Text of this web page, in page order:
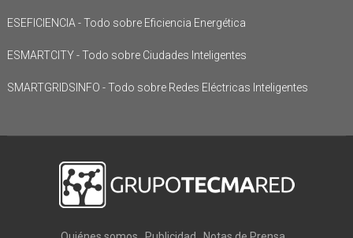
ESEFICIENCIA - Todo sobre Eficiencia Energética
ESMARTCITY - Todo sobre Ciudades Inteligentes
SMARTGRIDSINFO - Todo sobre Redes Eléctricas Inteligentes